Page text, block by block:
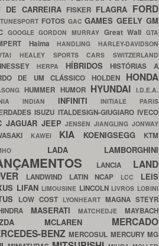
DE CARREIRA FISKER FLAGRA FORD
FOTOS GACGAMESGEELYGM
GOOGLEGORDON MURRAY Great WallGTA
HaimaHANDLINGHARLEY-DAVIDSON
HEALEY SPORTS CARS SWITZERLAND
HERPA HÍBRIDOSHISTÓRIAS A
DE UM CLÁSSICO HOLDEN HONDA
HUMMER HUMOR HYUNDAI I.D.E.A.
INDIAN INFINITIINITIALE PARIS
ISUZU ITALDESIGN-GIUGIAROIVECO
JAGUAR JEEPJENSENJIANGLINGJONWAY
KAWEI KIA KOENIGSEGG KTM
LADA LAMBORGHINI
LANCIA LAND
LANDWIND LATIN NCAP LCC LEIS
LIFAN LIMOUSINE LINCOLN LIVROS LOBINI
LOW COST LYONHEART MAGNA STEYR
MASERATIMATCHEDJEMAYBACH
MCLAREN MERCADO
BENZMERCOSUL MERCURYMG